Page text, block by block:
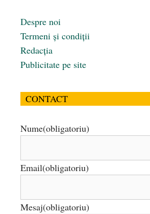
Despre noi
Termeni și condiții
Redacția
Publicitate pe site
CONTACT
Nume(obligatoriu)
Email(obligatoriu)
Mesaj(obligatoriu)